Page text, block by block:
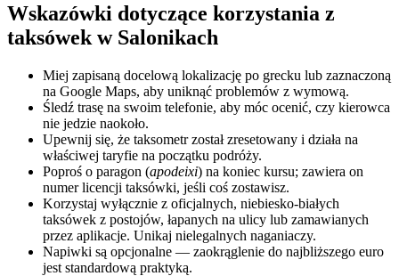
Wskazówki dotyczące korzystania z
taksówek w Salonikach
Miej zapisaną docelową lokalizację po grecku lub zaznaczoną
na Google Maps, aby uniknąć problemów z wymową.
Śledź trasę na swoim telefonie, aby móc ocenić, czy kierowca
nie jedzie naokoło.
Upewnij się, że taksometr został zresetowany i działa na
właściwej taryfie na początku podróży.
Poproś o paragon (apodeixi) na koniec kursu; zawiera on
numer licencji taksówki, jeśli coś zostawisz.
Korzystaj wyłącznie z oficjalnych, niebiesko-białych
taksówek z postojów, łapanych na ulicy lub zamawianych
przez aplikacje. Unikaj nielegalnych naganiaczy.
Napiwki są opcjonalne — zaokrąglenie do najbliższego euro
jest standardową praktyką.